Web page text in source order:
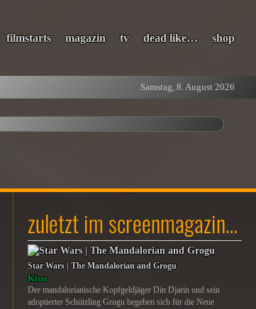
filmstarts magazin tv dead like… shop
Samstag, 8. August 2026
zuletzt im screenmagazin…
Star Wars | The Mandalorian and Grogu
Kino
Der mandalorianische Kopfgeldjäger Din Djarin und sein
adoptierter Schützling Grogu begeben sich für die Neue